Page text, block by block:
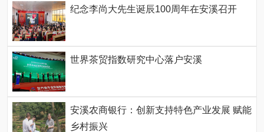
纪念李尚大先生诞辰100周年在安溪召开
世界茶贸指数研究中心落户安溪
安溪农商银行：创新支持特色产业发展 赋能
乡村振兴